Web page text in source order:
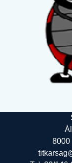
8000